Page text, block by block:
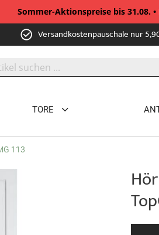
Sommer-Aktionspreise bis 31.08. •
Versandkostenpauschale nur
TORE
113